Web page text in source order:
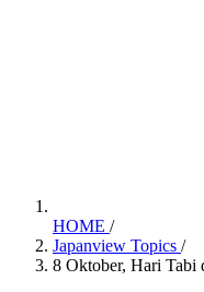
HOME /
Japanview Topics /
8 Oktober, Hari Tabi